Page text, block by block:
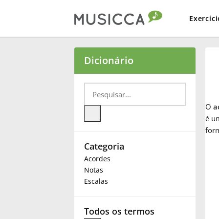
Български
Deutsch
Dicionário
Categoria
Acordes
Notas
Escalas
Todos os termos
O
é